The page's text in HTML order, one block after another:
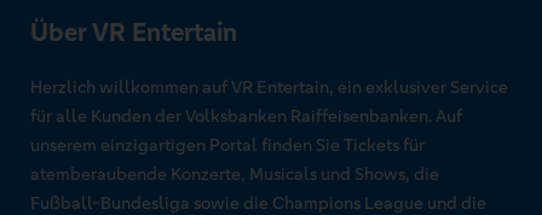
Über VR Entertain
Herzlich willkommen auf VR Entertain, ein exklusiver Service
für alle Kunden der Volksbanken Raiffeisenbanken. Auf
unserem einzigartigen Portal finden Sie Tickets für
atemberaubende Konzerte, Musicals und Shows, die
Fußball-Bundesliga sowie die Champions League und die